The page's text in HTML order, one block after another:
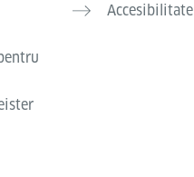
Accesibilitate